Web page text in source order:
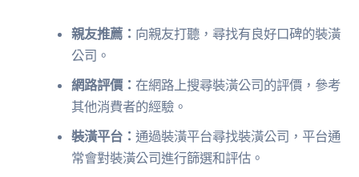
親友推薦： 向親友打聽，尋找有良好口碑的裝潢
公司。
網路評價：在網路上搜尋裝潢公司的評價，參考
其他消費者的經驗。
裝潢平台：通過裝潢平台尋找裝潢公司，平台通
常會對裝潢公司進行篩選和評估。